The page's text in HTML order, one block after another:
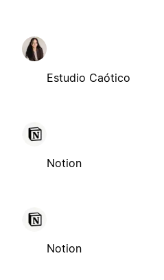
Estudio Caótico
Notion
Notion